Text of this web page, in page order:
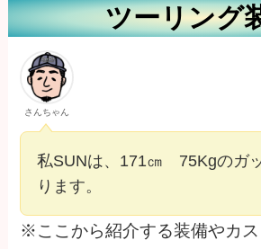
ツーリング
さんちゃん
私SUNは、171㎝ 75Kgのガ
ります。
※ここから紹介する装備やカ